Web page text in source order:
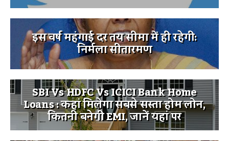
इस वर्ष महंगाई दर तय सीमा में ही रहेगी:
निर्मला सीतारमण
SBI Vs HDFC Vs ICICI Bank Home
Loans : कहां मिलेगा सबसे सस्ता होम लोन,
कितनी बनेगी EMI, जानें यहां पर